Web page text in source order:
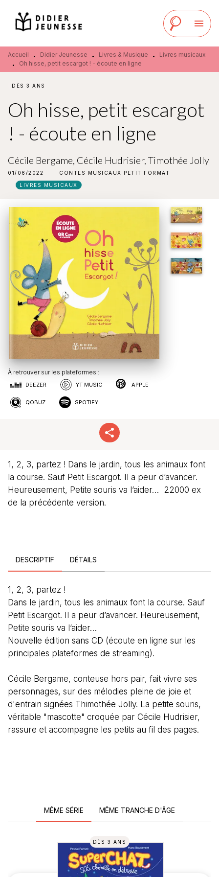
MENU RECHERCHE
PIED DE PAGE
menu
Accueil • Didier Jeunesse • Livres & Musique •
Livres musicaux
•
Oh hisse, petit escargot ! - écoute en ligne
DÈS 3 ANS
Oh hisse, petit escargot
! - écoute en ligne
Cécile Bergame Cécile Hudrisier, Timothée Jolly
01/06/2022 CONTES MUSICAUX PETIT FORMAT
LIVRES MUSICAUX
1, 2, 3, partez ! Dans le jardin, tous les animaux font
la course. Sauf Petit Escargot. Il a peur d’avancer.
Heureusement, Petite souris va l’aider… 22000 ex
de la précédente version.
À retrouver sur les plateformes :
DEEZER YT MUSIC APPLE
QOBUZ SPOTIFY
DESCRIPTIF DÉTAILS
1, 2, 3, partez !
Dans le jardin, tous les animaux font la course. Sauf
Petit Escargot. Il a peur d’avancer. Heureusement,
Petite souris va l’aider…
Nouvelle édition sans CD (écoute en ligne sur les
principales plateformes de streaming).
Cécile Bergame, conteuse hors pair, fait vivre ses
personnages, sur des mélodies pleine de joie et
d'entrain signées Thimothée Jolly. La petite souris,
véritable "mascotte" croquée par Cécile Hudrisier,
rassure et accompagne les petits au fil des pages.
MÊME SÉRIE MÊME TRANCHE D'ÂGE
DÈS 3 ANS